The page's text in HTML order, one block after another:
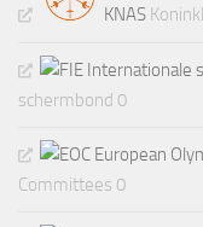
KNAS
schermbond 0
Committees 0